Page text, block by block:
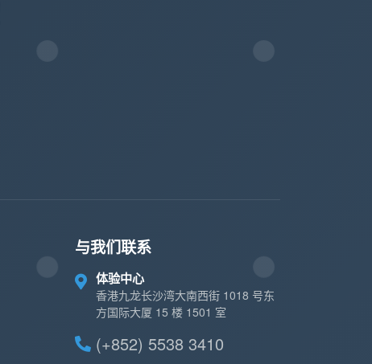
与我们联系
体验中心
香港九龙长沙湾大南西街 1018 号东
方国际大厦 15 楼 1501 室
(+852) 5538 3410